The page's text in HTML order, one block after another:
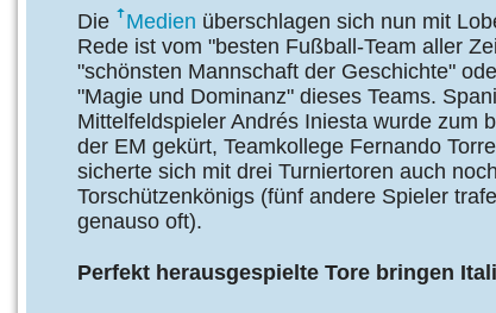
Die Medien überschlagen sich nun mit
Rede ist vom "besten Fußball-Team aller
"schönsten Mannschaft der Geschichte"
"Magie und Dominanz" dieses Teams.
Mittelfeldspieler Andrés Iniesta wurde zum
der EM gekürt, Teamkollege Fernando
sicherte sich mit drei Turniertoren auch
Torschützenkönigs (fünf andere Spieler
genauso oft).
Perfekt herausgespielte Tore bringen